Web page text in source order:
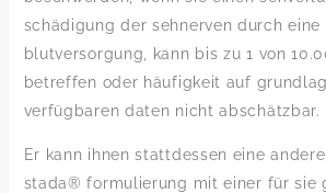
schädigung der sehnerven durch eine
blutversorgung, kann bis zu 1 von
betreffen oder häufigkeit auf
verfügbaren daten nicht abschätzbar.
Er kann ihnen stattdessen eine
stada® formulierung mit einer für sie